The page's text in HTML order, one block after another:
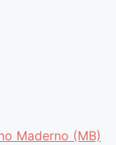
Maderno (MB)